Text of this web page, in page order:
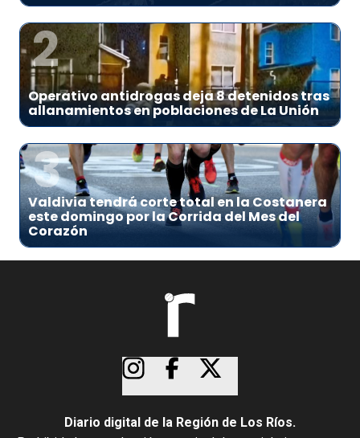
2
Operativo antidrogas deja 8 detenidos tras
allanamientos en poblaciones de La Unión
3
Valdivia tendrá corte total en la Costanera
este domingo por la Corrida del Mes del
Corazón
Diario digital de la Región de Los Ríos.